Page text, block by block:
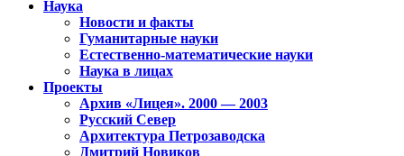
Наука
Новости и факты
Гуманитарные науки
Естественно-математические науки
Наука в лицах
Проекты
Архив «Лицея». 2000 — 2003
Русский Север
Архитектура Петрозаводска
Дмитрий Новиков